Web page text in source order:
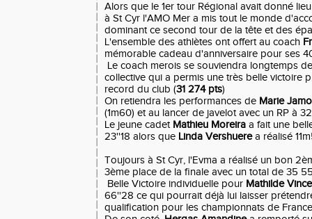
Alors que le 1er tour Régional avait donné
à St Cyr l'AMO Mer a mis tout le monde
dominant ce second tour de la tête et des
L'ensemble des athlètes ont offert au coach
mémorable cadeau d'anniversaire pour ses
Le coach merois se souviendra longtemps
collective qui a permis une très belle victoire
record du club (31 274 pts)
On retiendra les performances de Marie
(1m60) et au lancer de javelot avec un RP à
Le jeune cadet Mathieu Moreira a fait une
23''18 alors que Linda Vershuerea réalisé
Toujours à St Cyr, l'Evma a réalisé un bon
3ème place de la finale avec un total de 35
Belle Victoire individuelle pour Mathilde
66''28 ce qui pourrait déjà lui laisser
qualification pour les championnats de